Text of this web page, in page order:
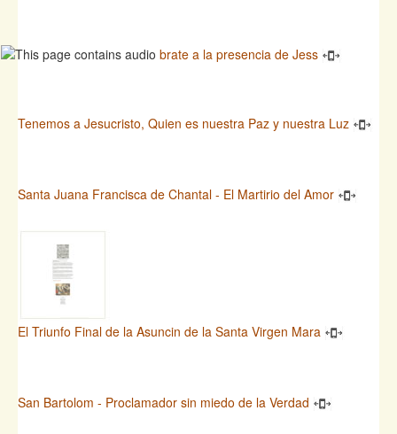
brate a la presencia de Jess
Tenemos a Jesucristo, Quien es nuestra Paz y nuestra Luz
Santa Juana Francisca de Chantal - El Martirio del Amor
El Triunfo Final de la Asuncin de la Santa Virgen Mara
San Bartolom - Proclamador sin miedo de la Verdad